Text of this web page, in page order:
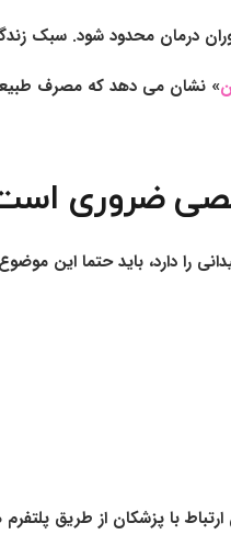
دوران درمان محدود شود.
» نشان می دهد که مصرف طبیعی
ضروری
را دارد، باید حتما این
با پزشکان از طریق پلتفرم